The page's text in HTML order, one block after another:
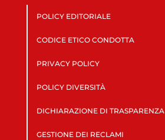
POLICY EDITORIALE
CODICE ETICO CONDOTTA
PRIVACY POLICY
POLICY DIVERSITÀ
DICHIARAZIONE DI TRASPARENZA
GESTIONE DEI RECLAMI